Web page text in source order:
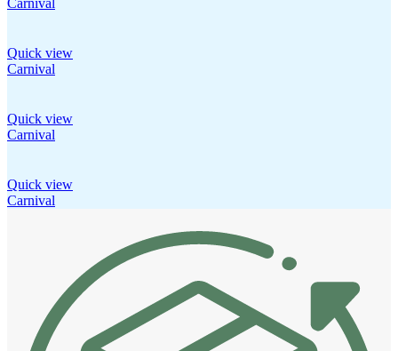
Quick view
Carnival
Quick view
Carnival
Quick view
Carnival